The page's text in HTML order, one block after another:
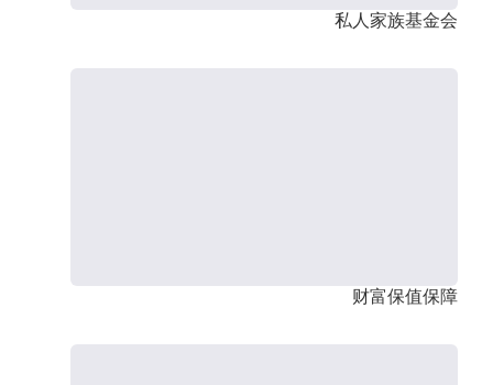
私人家族基金会
财富保值保障